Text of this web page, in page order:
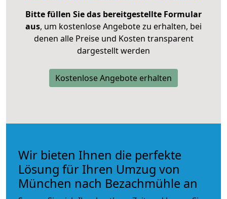
Bitte füllen Sie das bereitgestellte Formular
aus, um kostenlose Angebote zu erhalten, bei
denen alle Preise und Kosten transparent
dargestellt werden
Kostenlose Angebote erhalten
Wir bieten Ihnen die perfekte
Lösung für Ihren Umzug von
München nach Bezachmühle an